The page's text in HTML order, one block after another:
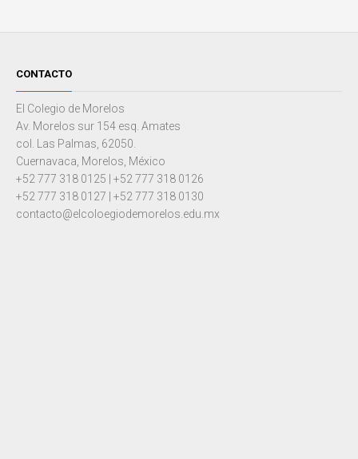
CONTACTO
El Colegio de Morelos
Av. Morelos sur 154 esq. Amates
col. Las Palmas, 62050.
Cuernavaca, Morelos, México
+52 777 318 0125 | +52 777 318 0126
+52 777 318 0127 | +52 777 318 0130
contacto@elcoloegiodemorelos.edu.mx